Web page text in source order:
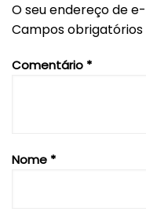
O seu endereço de
Campos
Comentário *
Nome *